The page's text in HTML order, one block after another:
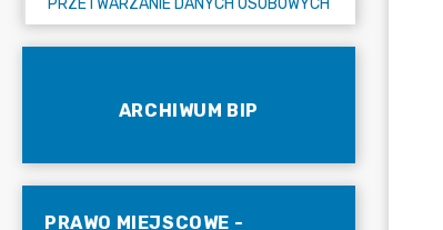
PRZETWARZANIE DANYCH OSOBOWYCH
ARCHIWUM BIP
PRAWO MIEJSCOWE -